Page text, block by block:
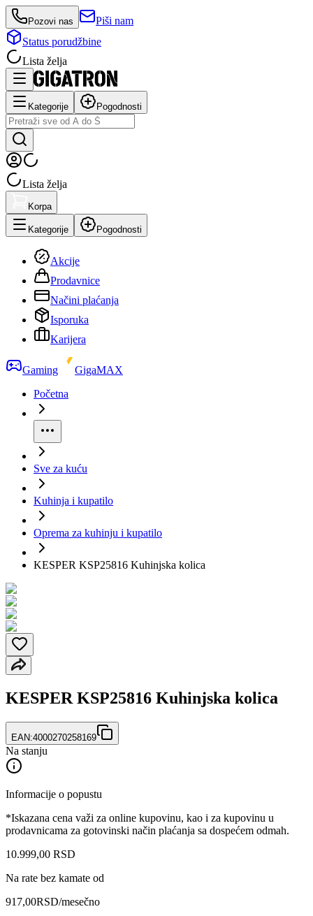
Pozovi nas
Piši nam
Status porudžbine
Lista želja
Kategorije Pogodnosti
Lista želja
Korpa
Kategorije Pogodnosti
Akcije
Prodavnice
Načini plaćanja
Isporuka
Karijera
Gaming
GigaMAX
Početna
Sve za kuću
Kuhinja i kupatilo
Oprema za kuhinju i kupatilo
KESPER KSP25816 Kuhinjska kolica
KESPER KSP25816 Kuhinjska kolica
EAN:4000270258169
Na stanju
Informacije o popustu
*Iskazana cena važi za online kupovinu, kao i za kupovinu u
prodavnicama za gotovinski način plaćanja sa dospećem odmah.
10.999,00 RSD
Na rate bez kamate od
917,00RSD/mesečno